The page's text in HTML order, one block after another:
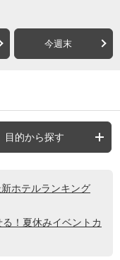
今週末
目的から探す
ホテルランキング
る！夏休みイベントカ